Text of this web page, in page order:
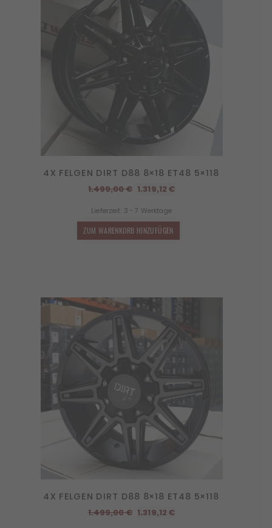
4X FELGEN DIRT D88 8×18 ET48 5×118
1.499,00€ Ursprünglicher
war:
1.499,00 €
1.319,12€Aktueller
Lieferzeit: 3 - 7 Werktage
ZUM WARENKORB HINZUFÜGEN
4X FELGEN DIRT D88 8×18 ET48 5×118
1.499,00€ Ursprünglicher
1.319,12€Aktueller